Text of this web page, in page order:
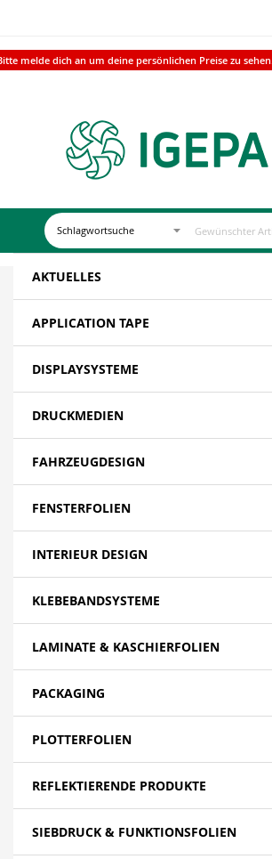
melde dich an um deine persönlichen Preise zu sehen.
AKTUELLES
APPLICATION TAPE
DISPLAYSYSTEME
DRUCKMEDIEN
FAHRZEUGDESIGN
FENSTERFOLIEN
INTERIEUR DESIGN
KLEBEBANDSYSTEME
LAMINATE & KASCHIERFOLIEN
PACKAGING
PLOTTERFOLIEN
REFLEKTIERENDE PRODUKTE
SIEBDRUCK & FUNKTIONSFOLIEN